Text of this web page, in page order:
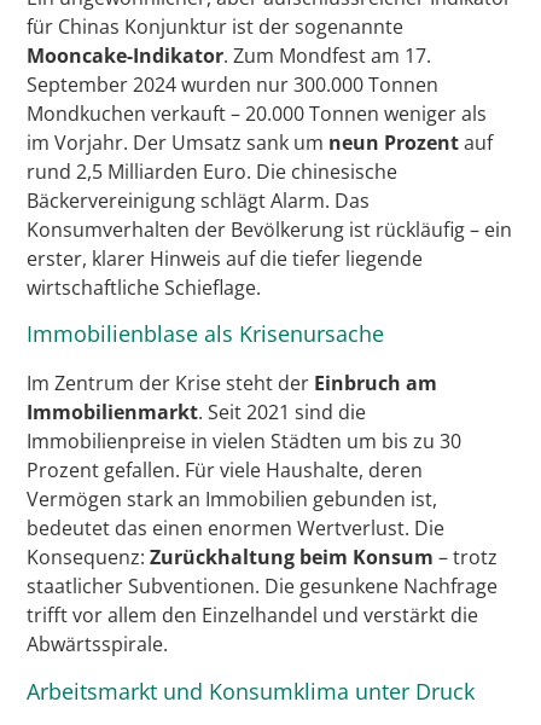
für Chinas Konjunktur ist der sogenannte
Mooncake-Indikator. Zum Mondfest am 17.
September 2024 wurden nur 300.000 Tonnen
Mondkuchen verkauft – 20.000 Tonnen weniger als
im Vorjahr. Der Umsatz sank um neun Prozentauf
rund 2,5 Milliarden Euro. Die chinesische
Bäckervereinigung schlägt Alarm. Das
Konsumverhalten der Bevölkerung ist rückläufig – ein
erster, klarer Hinweis auf die tiefer liegende
wirtschaftliche Schieflage.
Immobilienblase als Krisenursache
Im Zentrum der Krise steht der Einbruch am
Immobilienmarkt. Seit 2021 sind die
Immobilienpreise in vielen Städten um bis zu 30
Prozent gefallen. Für viele Haushalte, deren
Vermögen stark an Immobilien gebunden ist,
bedeutet das einen enormen Wertverlust. Die
Konsequenz:Zurückhaltung beim Konsum – trotz
staatlicher Subventionen. Die gesunkene Nachfrage
trifft vor allem den Einzelhandel und verstärkt die
Abwärtsspirale.
Arbeitsmarkt und Konsumklima unter Druck